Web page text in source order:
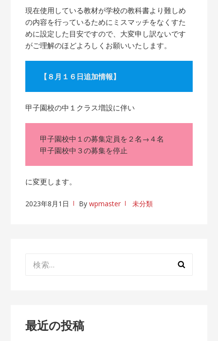
現在使用している教材が学校の教科書より難しめ
の内容を行っているためにミスマッチをなくすた
めに設定した目安ですので、大変申し訳ないです
がご理解のほどよろしくお願いいたします。
【８月１６日追加情報】
甲子園校の中１クラス増設に伴い
甲子園校中１の募集定員を２名→４名
甲子園校中３の募集を停止
に変更します。
2023年8月1日 Bywpmaster 未分類
最近の投稿